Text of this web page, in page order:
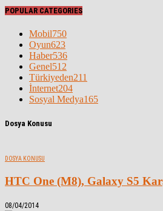
POPULAR CATEGORIES
Mobil750
Oyun623
Haber536
Genel512
Türkiyeden211
İnternet204
Sosyal Medya165
Dosya Konusu
DOSYA KONUSU
HTC One (M8), Galaxy S5
08/04/2014